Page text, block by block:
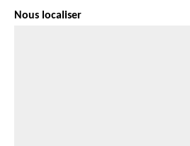
Nous localiser